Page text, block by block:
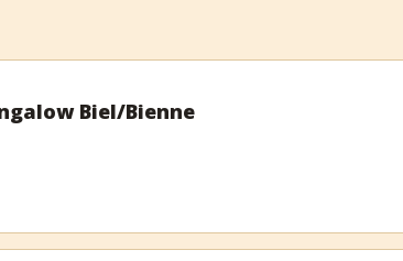
Biel/Bienne